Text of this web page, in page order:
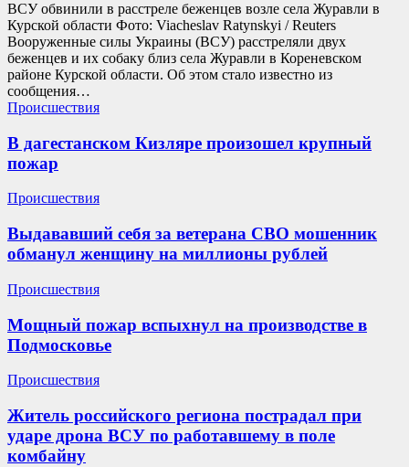
ВСУ обвинили в расстреле беженцев возле села Журавли в
Курской области Фото: Viacheslav Ratynskyi / Reuters
Вооруженные силы Украины (ВСУ) расстреляли двух
беженцев и их собаку близ села Журавли в Кореневском
районе Курской области. Об этом стало известно из
сообщения…
Происшествия
В дагестанском Кизляре произошел крупный
пожар
Происшествия
Выдававший себя за ветерана СВО мошенник
обманул женщину на миллионы рублей
Происшествия
Мощный пожар вспыхнул на производстве в
Подмосковье
Происшествия
Житель российского региона пострадал при
ударе дрона ВСУ по работавшему в поле
комбайну